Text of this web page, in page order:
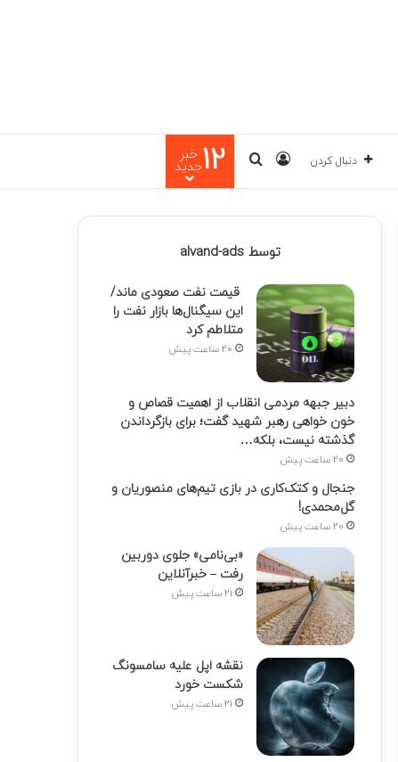
دنبال کردن ورودجستجو برای
12 خبر
جدید
توسط alvand-ads
قیمت نفت صعودی ماند/
این سیگنال‌ها بازار نفت را
متلاطم کرد
20 ساعت پیش
دبیر جبهه مردمی انقلاب از اهمیت قصاص و
خون خواهی رهبر شهید گفت؛ برای بازگرداندن
گذشته نیست، بلکه…
20 ساعت پیش
جنجال و کتک‌کاری در بازی تیم‌های منصوریان و
گل‌محمدی!
20 ساعت پیش
«بی‌نامی» جلوی دوربین
رفت – خبرآنلاین
21 ساعت پیش
نقشه اپل علیه سامسونگ
شکست خورد
21 ساعت پیش